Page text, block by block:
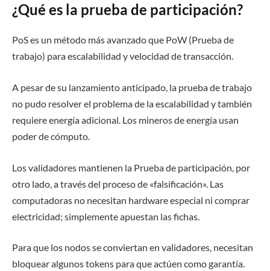
¿Qué es la prueba de participación?
PoS es un método más avanzado que PoW (Prueba de
trabajo) para escalabilidad y velocidad de transacción.
A pesar de su lanzamiento anticipado, la prueba de trabajo
no pudo resolver el problema de la escalabilidad y también
requiere energía adicional. Los mineros de energía usan
poder de cómputo.
Los validadores mantienen la Prueba de participación, por
otro lado, a través del proceso de «falsificación». Las
computadoras no necesitan hardware especial ni comprar
electricidad; simplemente apuestan las fichas.
Para que los nodos se conviertan en validadores, necesitan
bloquear algunos tokens para que actúen como garantía.